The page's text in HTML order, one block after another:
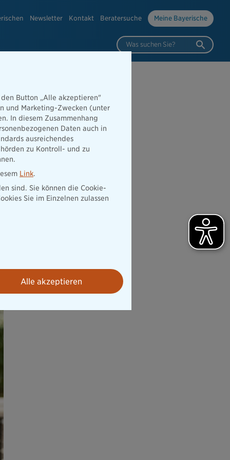
Newsletter Kontakt Beratersuche Meine Bayerische
Was suchen Sie?
Platz im
Button „Alle akzeptieren"
und Marketing-Zwecken (unter
In diesem Zusammenhang
Daten auch in
ausreichendes
zu Kontroll- und zu
Link.
sind. Sie können die Cookie-
Sie im Einzelnen zulassen
Alle akzeptieren